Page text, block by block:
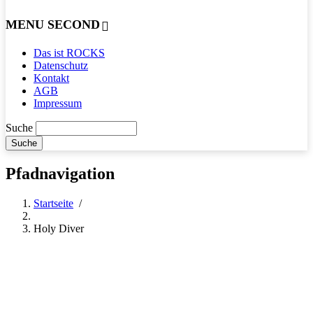
MENU SECOND
Das ist ROCKS
Datenschutz
Kontakt
AGB
Impressum
Suche
Pfadnavigation
Startseite /
Holy Diver